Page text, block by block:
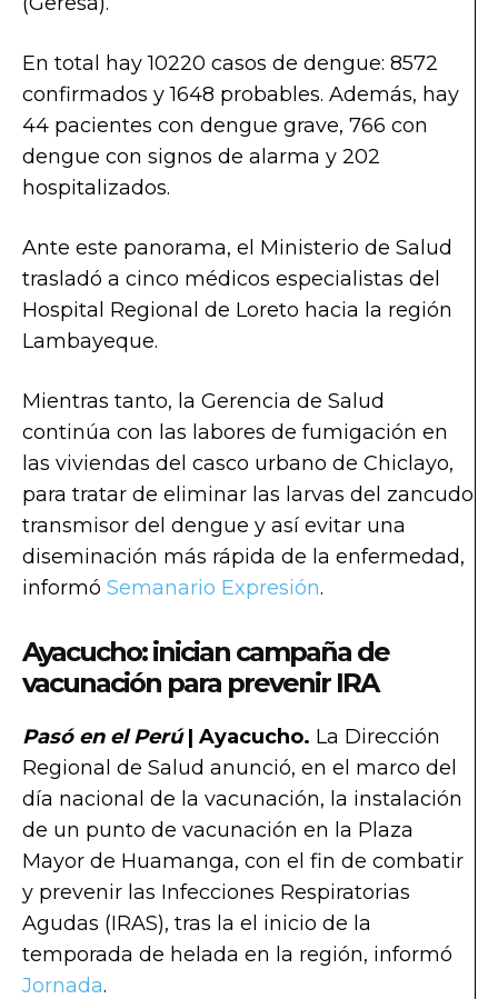
En total hay 10220 casos de dengue: 8572
confirmados y 1648 probables. Además, hay
44 pacientes con dengue grave, 766 con
dengue con signos de alarma y 202
hospitalizados.
Ante este panorama, el Ministerio de Salud
trasladó a cinco médicos especialistas del
Hospital Regional de Loreto hacia la región
Lambayeque.
Mientras tanto, la Gerencia de Salud
continúa con las labores de fumigación en
las viviendas del casco urbano de Chiclayo,
para tratar de eliminar las larvas del zancudo
transmisor del dengue y así evitar una
diseminación más rápida de la enfermedad,
informó Semanario Expresión.
Ayacucho: inician campaña de
vacunación para prevenir IRA
Pasó en el Perú| Ayacucho. La Dirección
Regional de Salud anunció, en el marco del
día nacional de la vacunación, la instalación
de un punto de vacunación en la Plaza
Mayor de Huamanga, con el fin de combatir
y prevenir las Infecciones Respiratorias
Agudas (IRAS), tras la el inicio de la
temporada de helada en la región, informó
Jornada.